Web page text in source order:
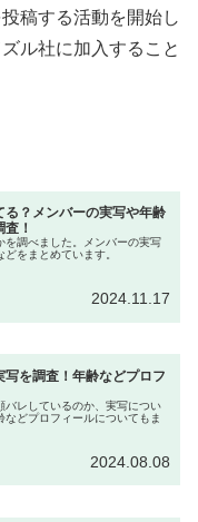
稿する活動を開始し
ル社に加入すること
る？メンバーの実写や年齢
！
を調べました。メンバーの実写
をまとめています。
2024.11.17
写を調査！年齢などプロフ
バレしているのか、実写につい
どプロフィールについてもま
2024.08.08